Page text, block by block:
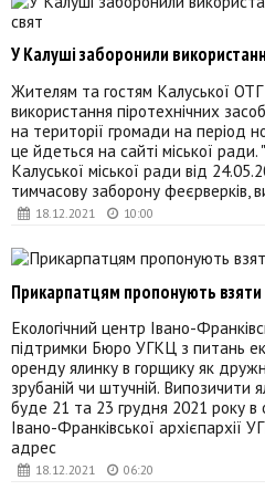
18.12.2021 10:00
У Калуші заборонили
Жителям та гостям Калуської
використання піротехнічних
на території громади на період
це йдеться на сайті міської
Калуської міської ради від
тимчасову заборону феєрверків,
18.12.2021 06:20
Прикарпатцям пропонують взяти
Екологічний центр Івано-
підтримки Бюро УГКЦ з питань
оренду ялинку в горщику як
зрубаній чи штучній. Випозичити
буде 21 та 23 грудня 2021 року в
Івано-Франківської архієпархії
адрес